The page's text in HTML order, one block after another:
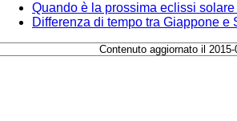
Quando è la prossima eclissi
Differenza di tempo tra Giappone e
Contenuto aggiornato il 2015-